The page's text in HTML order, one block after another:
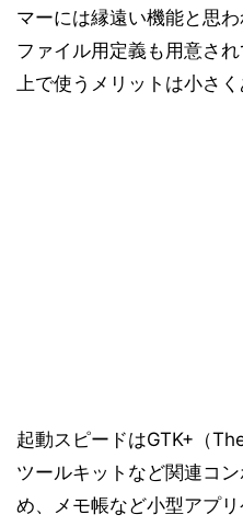
マーには縁遠い機能と思
ファイル用定義も用意さ
上で使うメリットは小さく
起動スピードはGTK+（
ツールキットなど関連コ
め、メモ帳など小型アプ